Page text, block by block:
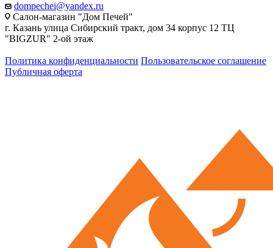
dompechei@yandex.ru
Салон-магазин "Дом Печей"
г. Казань улица Сибирский тракт, дом 34 корпус 12 ТЦ
"BIGZUR" 2-ой этаж
Политика конфиденциальности Пользовательское соглашение
Публичная оферта